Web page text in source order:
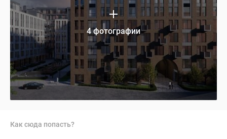
4 фотографии
Как сюда попасть?